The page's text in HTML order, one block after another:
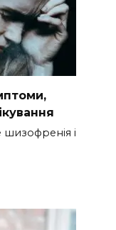
шизофренія і